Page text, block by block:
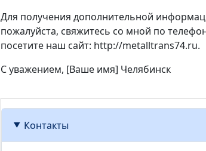
Для получения дополнительной
пожалуйста, свяжитесь со мной по
посетите наш сайт: http://metalltrans74.ru.
С уважением, [Ваше имя] Челябинск
Контакты